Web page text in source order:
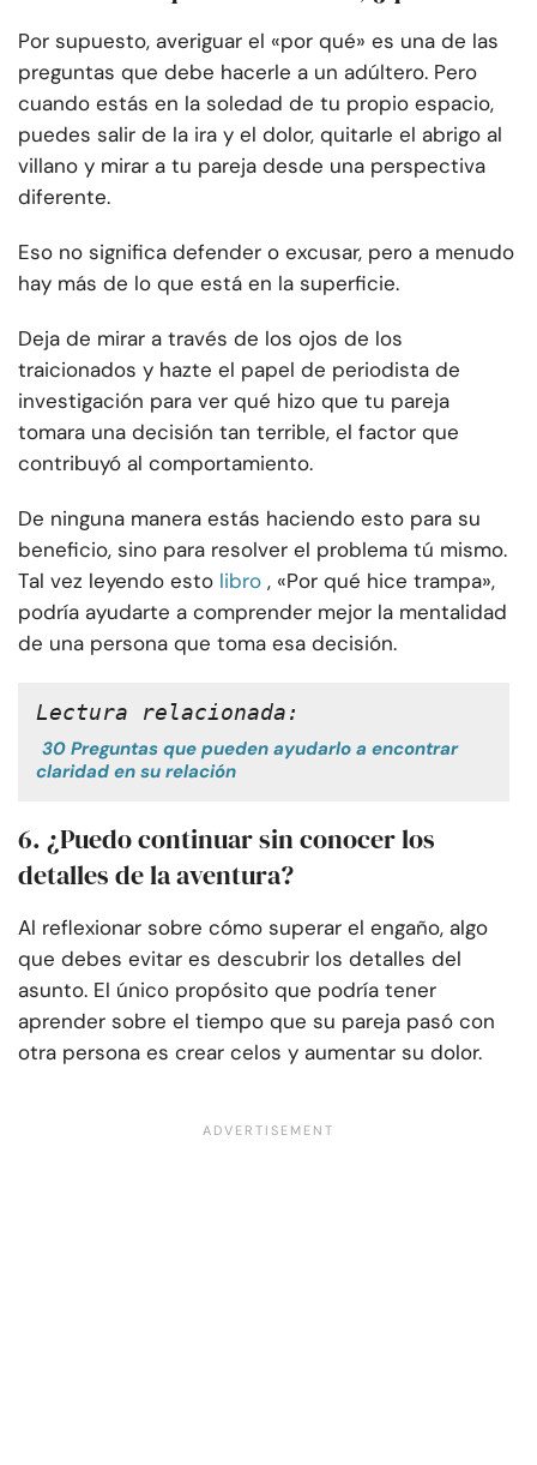
Por supuesto, averiguar el «por qué» es una de las
preguntas que debe hacerle a un adúltero. Pero
cuando estás en la soledad de tu propio espacio,
puedes salir de la ira y el dolor, quitarle el abrigo al
villano y mirar a tu pareja desde una perspectiva
diferente.
Eso no significa defender o excusar, pero a menudo
hay más de lo que está en la superficie.
Deja de mirar a través de los ojos de los
traicionados y hazte el papel de periodista de
investigación para ver qué hizo que tu pareja
tomara una decisión tan terrible, el factor que
contribuyó al comportamiento.
De ninguna manera estás haciendo esto para su
beneficio, sino para resolver el problema tú mismo.
Tal vez leyendo esto libro , «Por qué hice trampa»,
podría ayudarte a comprender mejor la mentalidad
de una persona que toma esa decisión.
Lectura relacionada:
30 Preguntas que pueden ayudarlo a encontrar
claridad en su relación
6. ¿Puedo continuar sin conocer los
detalles de la aventura?
Al reflexionar sobre cómo superar el engaño, algo
que debes evitar es descubrir los detalles del
asunto. El único propósito que podría tener
aprender sobre el tiempo que su pareja pasó con
otra persona es crear celos y aumentar su dolor.